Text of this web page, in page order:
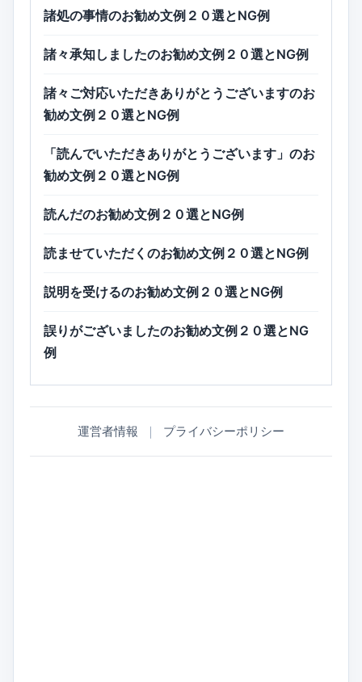
諸処の事情のお勧め文例２０選とNG例
諸々承知しましたのお勧め文例２０選とNG例
諸々ご対応いただきありがとうございますのお
勧め文例２０選とNG例
「読んでいただきありがとうございます」のお
勧め文例２０選とNG例
読んだのお勧め文例２０選とNG例
読ませていただくのお勧め文例２０選とNG例
説明を受けるのお勧め文例２０選とNG例
誤りがございましたのお勧め文例２０選とNG
例
運営者情報 ｜ プライバシーポリシー